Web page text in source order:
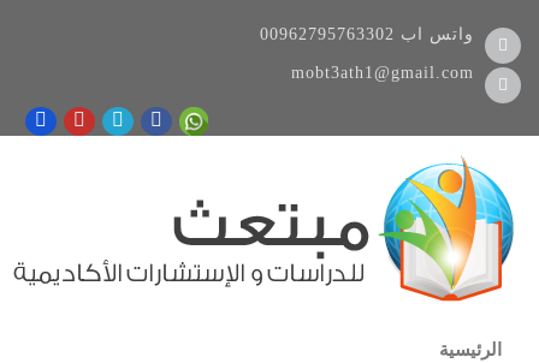
00962795763302 واتس اب
mobt3ath1@gmail.com
الرئيسية